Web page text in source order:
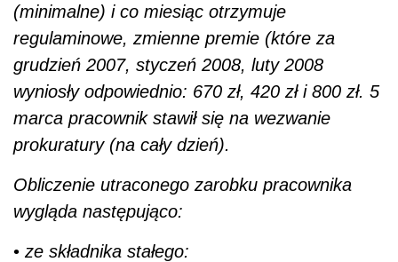
(minimalne) i co miesiąc otrzymuje
regulaminowe, zmienne premie (które za
grudzień 2007, styczeń 2008, luty 2008
wyniosły odpowiednio: 670 zł, 420 zł i 800 zł. 5
marca pracownik stawił się na wezwanie
prokuratury (na cały dzień).
Obliczenie utraconego zarobku pracownika
wygląda następująco:
• ze składnika stałego: